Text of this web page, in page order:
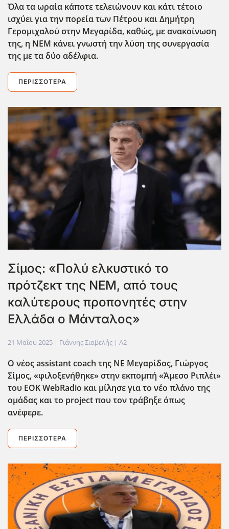
Όλα τα ωραία κάποτε τελειώνουν και κάτι τέτοιο
ισχύει για την πορεία των Πέτρου και Δημήτρη
Γερομιχαλού στην Μεγαρίδα, καθώς, με ανακοίνωση
της, η ΝΕΜ κάνει γνωστή την λύση της συνεργασία
της με τα δύο αδέλφια.
ΠΕΡΙΣΣΌΤΕΡΑ
Σίμος: «Πολύ ελκυστικό το
πρότζεκτ της ΝΕΜ, από τους
καλύτερους προπονητές στην
Ελλάδα ο Μάνταλος»
21 Μαΐου 2025 | Γιάννης Σιαβελής | A2
Ο νέοςassistantcoach της ΝΕ Μεγαρίδος, Γιώργος
Σίμος, «φιλοξενήθηκε» στην εκπομπή «Άμεσο Ριπλέι»
του EOKWebRadio και μίλησε για το νέο πλάνο της
ομάδας και το project που τον τράβηξε όπως
ανέφερε.
ΠΕΡΙΣΣΌΤΕΡΑ